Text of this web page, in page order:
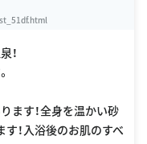
！
ます！全身を温かい砂
！入浴後のお肌のすべ